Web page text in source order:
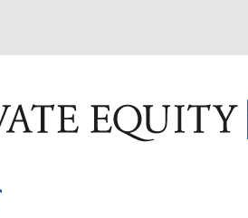
INVESTMENT FUNDS M&A